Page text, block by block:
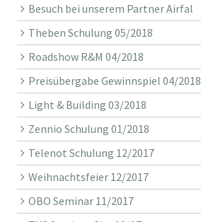
Besuch bei unserem Partner Airfal
Theben Schulung 05/2018
Roadshow R&M 04/2018
Preisübergabe Gewinnspiel 04/2018
Light & Building 03/2018
Zennio Schulung 01/2018
Telenot Schulung 12/2017
Weihnachtsfeier 12/2017
OBO Seminar 11/2017